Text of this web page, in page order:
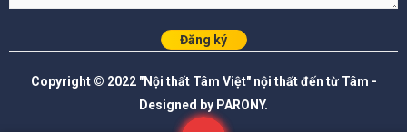
Đăng ký
Copyright © 2022 "Nội thất Tâm Việt" nội thất đến từ Tâm -
Designed by PARONY.